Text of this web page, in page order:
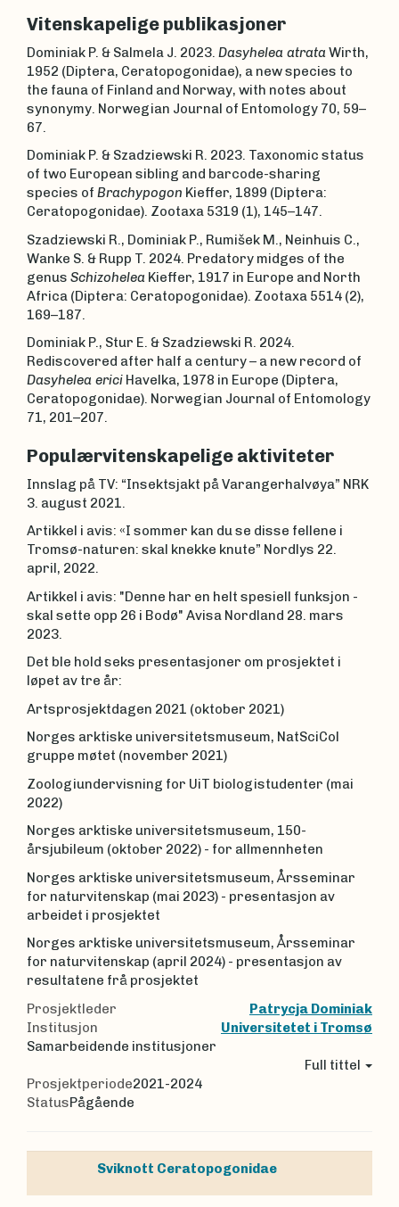
Vitenskapelige publikasjoner
Dominiak P. & Salmela J. 2023. Dasyhelea atrataWirth,
1952 (Diptera, Ceratopogonidae), a new species to
the fauna of Finland and Norway, with notes about
synonymy. Norwegian Journal of Entomology 70, 59–
67.
Dominiak P. & Szadziewski R. 2023. Taxonomic status
of two European sibling and barcode-sharing
species of Brachypogon Kieffer, 1899 (Diptera:
Ceratopogonidae). Zootaxa 5319 (1), 145–147.
Szadziewski R., Dominiak P., Rumišek M., Neinhuis C.,
Wanke S. & Rupp T. 2024. Predatory midges of the
genus Schizohelea Kieffer, 1917 in Europe and North
Africa (Diptera: Ceratopogonidae). Zootaxa 5514 (2),
169–187.
Dominiak P., Stur E. & Szadziewski R. 2024.
Rediscovered after half a century – a new record of
Dasyhelea erici Havelka, 1978 in Europe (Diptera,
Ceratopogonidae). Norwegian Journal of Entomology
71, 201–207.
Populærvitenskapelige aktiviteter
Innslag på TV: “Insektsjakt på Varangerhalvøya” NRK
3. august 2021.
Artikkel i avis: «I sommer kan du se disse fellene i
Tromsø-naturen: skal knekke knute” Nordlys 22.
april, 2022.
Artikkel i avis: "Denne har en helt spesiell funksjon -
skal sette opp 26 i Bodø" Avisa Nordland 28. mars
2023.
Det ble hold seks presentasjoner om prosjektet i
løpet av tre år:
Artsprosjektdagen 2021 (oktober 2021)
Norges arktiske universitetsmuseum, NatSciCol
gruppe møtet (november 2021)
Zoologiundervisning for UiT biologistudenter (mai
2022)
Norges arktiske universitetsmuseum, 150-
årsjubileum (oktober 2022) - for allmennheten
Norges arktiske universitetsmuseum, Årsseminar
for naturvitenskap (mai 2023) - presentasjon av
arbeidet i prosjektet
Norges arktiske universitetsmuseum, Årsseminar
for naturvitenskap (april 2024) - presentasjon av
resultatene frå prosjektet
Prosjektleder
Patrycja Dominiak
Institusjon
Universitetet i Tromsø
Samarbeidende institusjoner
Full tittel
Prosjektperiode2021-2024
StatusPågående
Sviknott Ceratopogonidae